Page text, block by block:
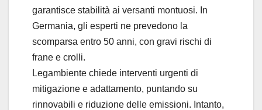
garantisce stabilità ai versanti montuosi. In
Germania, gli esperti ne prevedono la
scomparsa entro 50 anni, con gravi rischi di
frane e crolli.
Legambiente chiede interventi urgenti di
mitigazione e adattamento, puntando su
rinnovabili e riduzione delle emissioni. Intanto,